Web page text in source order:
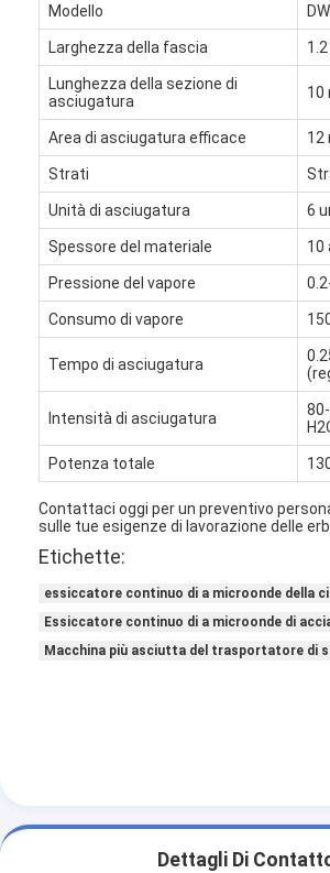
Macchina per la frantumazione
tipo miscelatore di v della polvere
Miscelatore del recipiente di IBC
Asciugatrice industriale
Macchina più asciutta istantanea
Essiccatore della pagaia
Macchina dell'essiccazione sotto
Modello
Larghezza della fascia
Lunghezza della sezione di
asciugatura
10
Area di asciugatura efficace 12
Strati
Unità di asciugatura 6
Spessore del materiale 10
Pressione del vapore
Consumo di vapore
Tempo di asciugatura
Intensità di asciugatura
Potenza totale
Contattaci oggi per un preventivo
sulle tue esigenze di lavorazione delle
Etichette:
essiccatore continuo di a microonde della
Essiccatore continuo di a microonde di
Macchina più asciutta del trasportatore di
Dettagli Di